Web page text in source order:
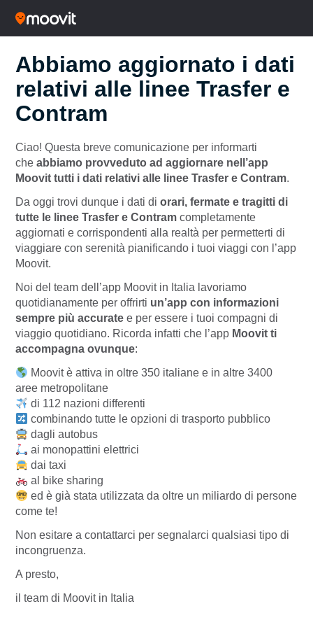
Abbiamo aggiornato i dati
relativi alle linee Trasfer e
Contram
Ciao! Questa breve comunicazione per informarti
che abbiamo provveduto ad aggiornare nell’app
Moovit tutti i dati relativi alle linee Trasfer e Contram.
Da oggi trovi dunque i dati di orari, fermate e tragitti di
tutte le linee Trasfer e Contram completamente
aggiornati e corrispondenti alla realtà per permetterti di
viaggiare con serenità pianificando i tuoi viaggi con l’app
Moovit.
Noi del team dell’app Moovit in Italia lavoriamo
quotidianamente per offrirti un’app con informazioni
sempre più accurate e per essere i tuoi compagni di
viaggio quotidiano. Ricorda infatti che l’app Moovit ti
accompagna ovunque:
Moovit è attiva in oltre 350 italiane e in altre 3400
aree metropolitane
di 112 nazioni differenti
combinando tutte le opzioni di trasporto pubblico
dagli autobus
ai monopattini elettrici
dai taxi
al bike sharing
ed è già stata utilizzata da oltre un miliardo di persone
come te!
Non esitare a contattarci per segnalarci qualsiasi tipo di
incongruenza.
A presto,
il team di Moovit in Italia